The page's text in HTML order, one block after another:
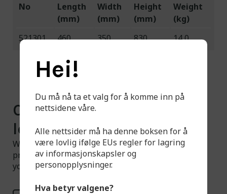
No
Length
(mm)
Width
(mm)
Height
(mm)
Weight
(kg)
521301
460 350 830 14,0
Can't find what you're
looking for?
We have a larger selection available than what is
presented on the website. Feel free to contact us if
you have any questions.
Hei!
Du må nå ta et valg for å komme inn på
nettsidene våre.
Alle nettsider må ha denne boksen for å
være lovlig ifølge EUs regler for lagring
av informasjonskapsler og
personopplysninger.
Hva betyr valgene?